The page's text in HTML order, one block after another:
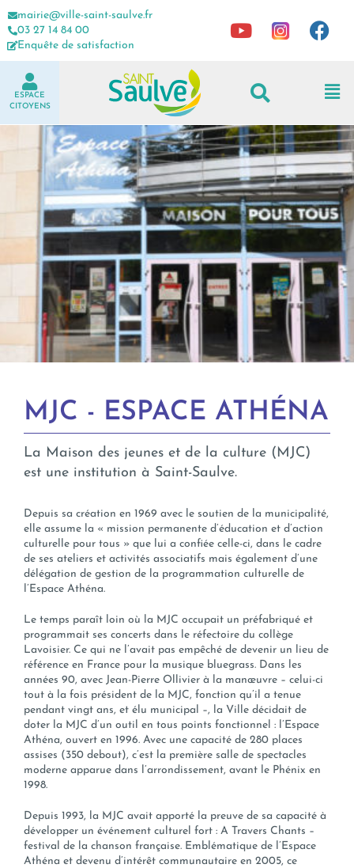
mairie@ville-saint-saulve.fr
03 27 14 84 00
Enquête de satisfaction
ESPACE
CITOYENS
MJC - ESPACE ATHÉNA
La Maison des jeunes et de la culture (MJC)
est une institution à Saint-Saulve.
Depuis sa création en 1969 avec le soutien de la municipalité,
elle assume la « mission permanente d’éducation et d’action
culturelle pour tous » que lui a confiée celle-ci, dans le cadre
de ses ateliers et activités associatifs mais également d’une
délégation de gestion de la programmation culturelle de
l’Espace Athéna.
Le temps paraît loin où la MJC occupait un préfabriqué et
programmait ses concerts dans le réfectoire du collège
Lavoisier. Ce qui ne l’avait pas empêché de devenir un lieu de
référence en France pour la musique bluegrass. Dans les
années 90, avec Jean-Pierre Ollivier à la manœuvre – celui-ci
tout à la fois président de la MJC, fonction qu’il a tenue
pendant vingt ans, et élu municipal –, la Ville décidait de
doter la MJC d’un outil en tous points fonctionnel : l’Espace
Athéna, ouvert en 1996. Avec une capacité de 280 places
assises (350 debout), c’est la première salle de spectacles
moderne apparue dans l’arrondissement, avant le Phénix en
1998.
Depuis 1993, la MJC avait apporté la preuve de sa capacité à
développer un événement culturel fort : A Travers Chants –
festival de la chanson française. Emblématique de l’Espace
Athéna et devenu d’intérêt communautaire en 2005, ce